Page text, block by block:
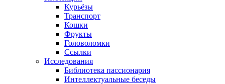
Курьёзы
Транспорт
Кошки
Фрукты
Головоломки
Ссылки
Исследования
Библиотека пассионария
Интеллектуальные беседы